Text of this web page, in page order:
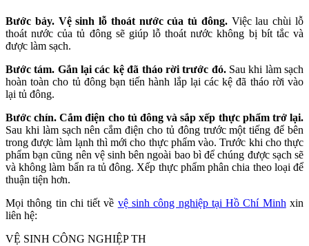
Bước bảy. Vệ sinh lỗ thoát nước của tủ đông.Việc lau chùi lỗ
thoát nước của tủ đông sẽ giúp lỗ thoát nước không bị bít tắc và
được làm sạch.
Bước tám. Gắn lại các kệ đã tháo rời trước đó.Sau khi làm sạch
hoàn toàn cho tủ đông bạn tiến hành lắp lại các kệ đã tháo rời vào
lại tủ đông.
Bước chín. Cắm điện cho tủ đông và sắp xếp thực phẩm trở lại.
Sau khi làm sạch nên cắm điện cho tủ đông trước một tiếng để bên
trong được làm lạnh thì mới cho thực phẩm vào. Trước khi cho thực
phẩm bạn cũng nên vệ sinh bên ngoài bao bì để chúng được sạch sẽ
và không làm bẩn ra tủ đông. Xếp thực phẩm phân chia theo loại để
thuận tiện hơn.
Mọi thông tin chi tiết về vệ sinh công nghiệp tại Hồ Chí Minh xin
liên hệ:
VỆ SINH CÔNG NGHIỆP TH